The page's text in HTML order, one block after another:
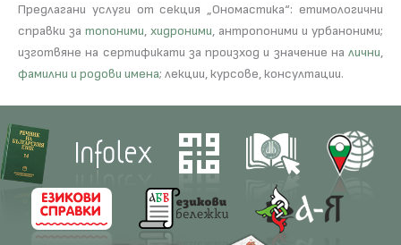
Предлагани услуги от секция „Ономастика“: етимологични
справки за топоними, хидроними, антропоними и урбаноними;
изготвяне на сертификати за произход и значение на лични,
фамилни и родови имена; лекции, курсове, консултации.